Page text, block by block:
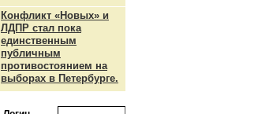
Конфликт «Новых» и
ЛДПР стал пока
единственным
публичным
противостоянием на
выборах в Петербурге.